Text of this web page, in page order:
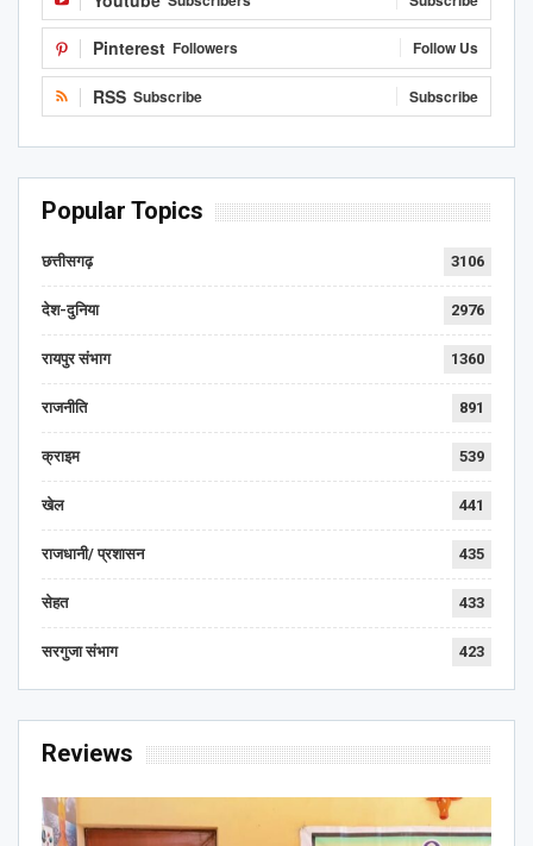
Pinterest Followers Follow Us
RSS Subscribe Subscribe
Popular Topics
छत्तीसगढ़ 3106
देश-दुनिया 2976
रायपुर संभाग 1360
राजनीति 891
क्राइम 539
खेल 441
राजधानी/ प्रशासन 435
सेहत 433
सरगुजा संभाग 423
Reviews